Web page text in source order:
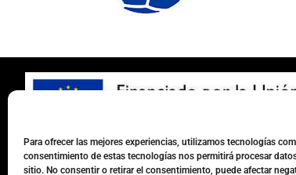
Para ofrecer las mejores experiencias, utilizamos tecnologías
consentimiento de estas tecnologías nos permitirá procesar
sitio. No consentir o retirar el consentimiento, puede afectar